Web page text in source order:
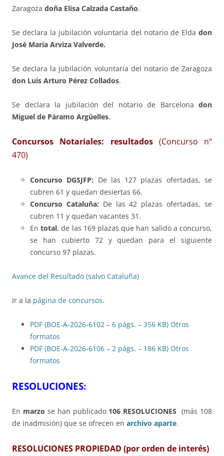
Zaragoza doña Elisa Calzada Castaño.
Se declara la jubilación voluntaria del notario de Elda don
José María Arviza Valverde.
Se declara la jubilación voluntaria del notario de Zaragoza
don Luis Arturo Pérez Collados.
Se declara la jubilación del notario de Barcelona don
Miguel de Páramo Argüelles.
Concursos Notariales: resultados (Concurso nº
470)
Concurso DGSJFP: De las 127 plazas ofertadas, se
cubren 61 y quedan desiertas 66.
Concurso Cataluña: De las 42 plazas ofertadas, se
cubren 11 y quedan vacantes 31.
En total, de las 169 plazas que han salido a concurso,
se han cubierto 72 y quedan para el siguiente
concurso 97 plazas.
Avance del Resultado (salvo Cataluña)
Ir a la página de concursos.
PDF (BOE-A-2026-6102 – 6 págs. – 356 KB) Otros
formatos
PDF (BOE-A-2026-6106 – 2 págs. – 186 KB) Otros
formatos
RESOLUCIONES:
En marzo se han publicado 106 RESOLUCIONES (más 108
de inadmisión) que se ofrecen en archivo aparte.
RESOLUCIONES PROPIEDAD (por orden de interés)